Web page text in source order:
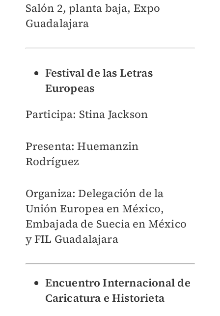
Salón 2, planta baja, Expo
Guadalajara
Festival de las Letras
Europeas
Participa: Stina Jackson
Presenta: Huemanzin
Rodríguez
Organiza: Delegación de la
Unión Europea en México,
Embajada de Suecia en México
y FIL Guadalajara
Encuentro Internacional de
Caricatura e Historieta